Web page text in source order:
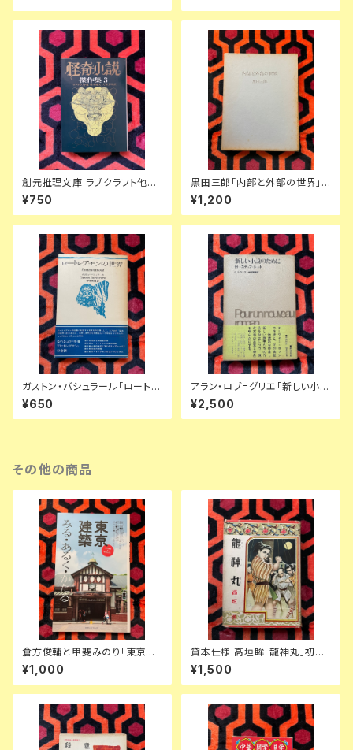
ヤカワSF文庫 早川書房
株式会社
創元推理文庫 ラブクラフト他
「怪奇小説傑作集3」東京創元社
ディケンズ ビアース カバー:日
下弘 解説:平井呈一 アンソロジ
¥750
黒田三郎「内部と外部の世界」
初版 函入り 昭森社 評論集
¥1,200
ガストン・バシュラール「ロートレ
アモンの世界」平井照敏訳 初版
帯付き 装幀:米村隆 思潮社
¥650
アラン・ロブ=グリエ「新しい小説
のために 付-スナップ・ショット」
平岡篤頼訳 初版 帯付き 新潮社
ヌーヴォーロマン
¥2,500
その他の商品
倉方俊輔と甲斐みのり「東京建
築 みる・あるく・かたる」初版 京
阪神エルマガジン社 レトロモダ
ン
¥1,000
貸本仕様 高垣眸「龍神丸」初版
挿絵:伊藤幾久造 ポプラ社 少年
倶楽部
¥1,500